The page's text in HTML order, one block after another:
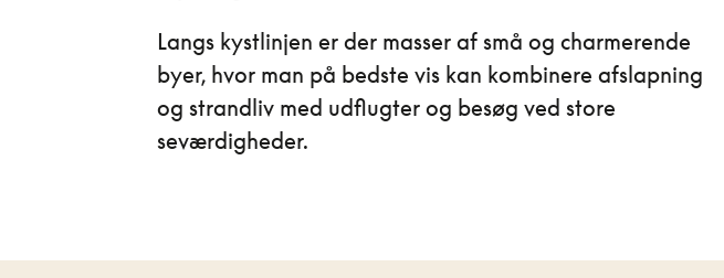
Langs kystlinjen er der masser af små og charmerende
byer, hvor man på bedste vis kan kombinere afslapning
og strandliv med udflugter og besøg ved store
seværdigheder.